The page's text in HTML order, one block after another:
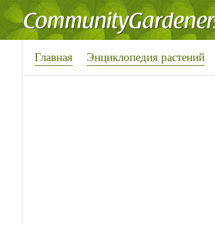
Главная Энциклопедия растений